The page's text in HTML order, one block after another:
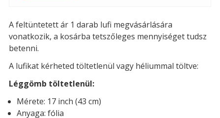
A feltüntetett ár 1 darab lufi megvásárlására
vonatkozik, a kosárba tetszőleges mennyiséget tudsz
betenni.
A lufikat kérheted töltetlenül vagy héliummal töltve:
Léggömb töltetlenül:
Mérete: 17 inch (43 cm)
Anyaga: fólia